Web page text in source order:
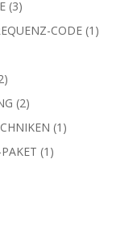
33
ProdukteCODE 1 1
2
Produkte
22
Produkte
1 1
1 1